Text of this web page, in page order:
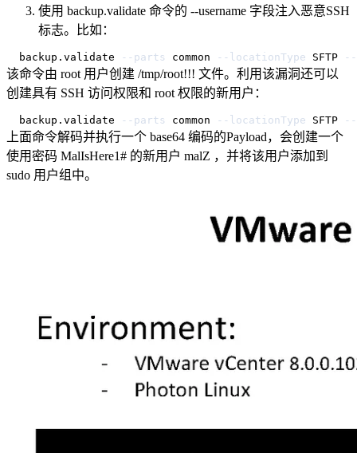
使用 backup.validate 命令的 --username 字段注入恶意SSH
标志。比如：
backup.validate --parts common --locationType SFTP
该命令由 root 用户创建 /tmp/root!!! 文件。利用该漏洞还可以
创建具有 SSH 访问权限和 root 权限的新用户：
backup.validate --parts common --locationType SFTP
上面命令解码并执行一个 base64 编码的Payload，会创建一个
使用密码 MalIsHere1# 的新用户 malZ ，并将该用户添加到
sudo 用户组中。